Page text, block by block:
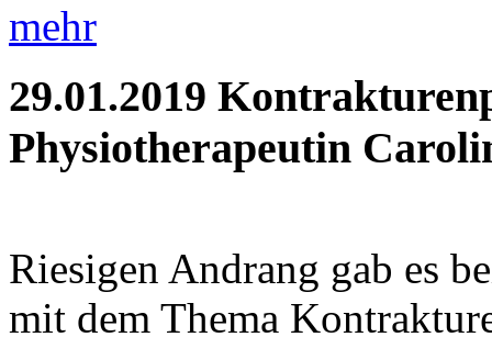
mehr
29.01.2019
Physiotherapeutin
Riesigen Andrang gab es
mit dem Thema